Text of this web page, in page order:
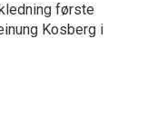
første
Kosberg i